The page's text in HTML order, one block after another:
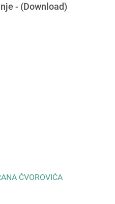
- (Download)
ČVOROVIĆA